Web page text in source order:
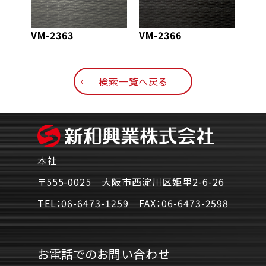
VM-2363 VM-2366
検索一覧へ戻る
本社
〒555-0025 大阪市西淀川区姫里2-6-26
TEL：06-6473-1259 FAX：06-6473-2598
お電話でのお問い合わせ